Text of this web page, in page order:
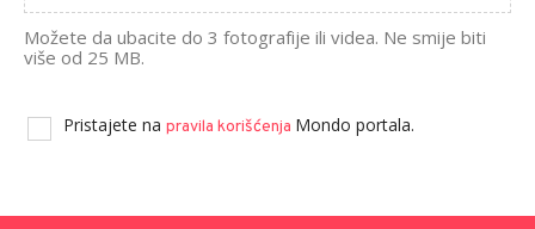
Možete da ubacite do 3 fotografije ili videa. Ne smije biti
više od 25 MB.
Pristajete na pravila korišćenja Mondo portala.